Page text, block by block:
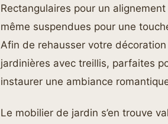
Rectangulaires pour un
même suspendues pour une
Afin de rehausser votre
jardinières avec treillis, parfaites
instaurer une ambiance
Le mobilier de jardin s’en trouve